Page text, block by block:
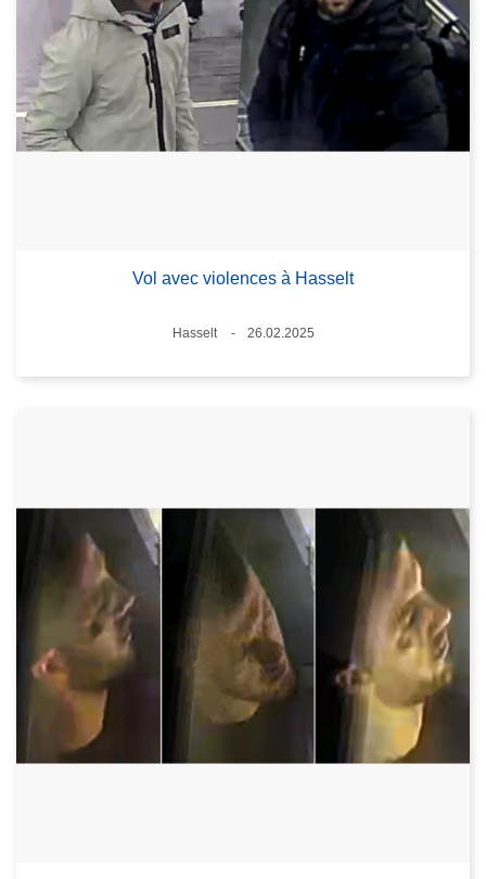
Vol avec violences à Hasselt
Lieux
Hasselt
26.02.2025